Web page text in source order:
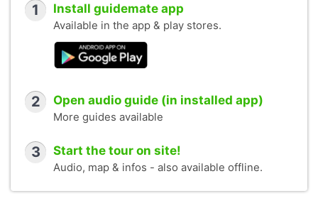
1 Install guidemate app
Available in the app & play stores.
2 Open audio guide (in installed app)
More guides available
3 Start the tour on site!
Audio, map & infos - also available offline.